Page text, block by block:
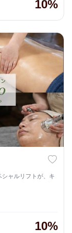
10%
ャルリフトが、キ
10%